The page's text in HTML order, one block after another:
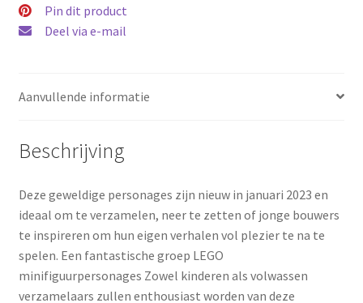
Pin dit product
Deel via e-mail
Aanvullende informatie
Beschrijving
Deze geweldige personages zijn nieuw in januari 2023 en
ideaal om te verzamelen, neer te zetten of jonge bouwers
te inspireren om hun eigen verhalen vol plezier te na te
spelen. Een fantastische groep LEGO
minifiguurpersonages Zowel kinderen als volwassen
verzamelaars zullen enthousiast worden van deze